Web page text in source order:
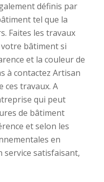
définis par
tel que la
Faites les travaux
bâtiment si
et la couleur de
à contactez Artisan
ces travaux. A
qui peut
de bâtiment
et selon les
en
service satisfaisant,